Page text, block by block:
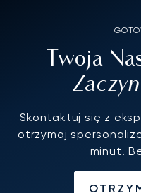
Twoja
Skontaktuj się z
otrzymaj
minut.